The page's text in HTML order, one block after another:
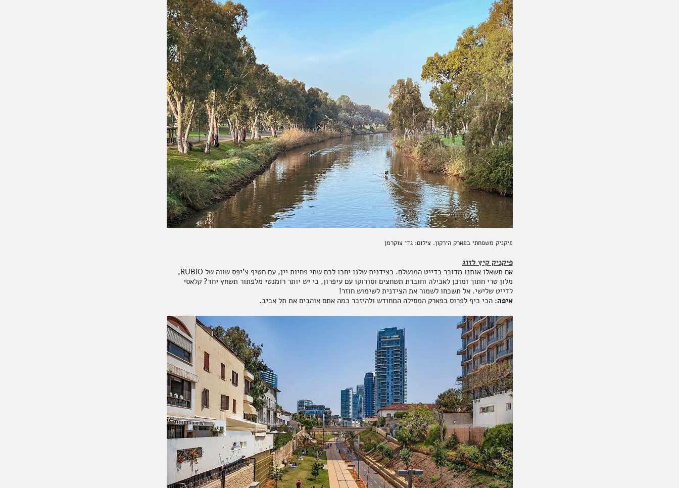
פיקניק משפחתי בפארק הירקון. צילום: גדי צוקרמן
פיקניק קיץ לזוג
אם תשאלו אותנו מדובר בדייט המושלם. בצידנית שלנו יחכו לכם שתי פחיות יין, עם חטיף צ'יפס שווה של RUBIO,
מלון טרי חתוך ומוכן לאכילה וחוברת תשחצים וסודוקו עם עיפרון, כי יש יותר רומנטי מלפתור תשחץ יחד? קלאסי
לדייט שלישי. אל תשכחו לשמור את הצידנית לשימוש חוזר!
איפה: הכי כיף לפרוס בפארק המסילה המחודש ולהיזכר כמה אתם אוהבים את תל אביב.